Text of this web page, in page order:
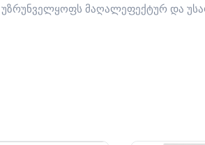
უზრუნველყოფს მაღალეფექტურ და